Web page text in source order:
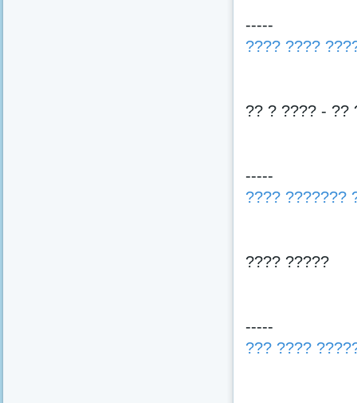
-----
???? ????
?? ? ???? - ??
-----
???? ???????
???? ?????
-----
??? ????